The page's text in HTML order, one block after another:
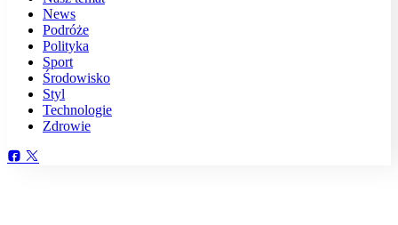
News
Podróże
Polityka
Sport
Środowisko
Styl
Technologie
Zdrowie